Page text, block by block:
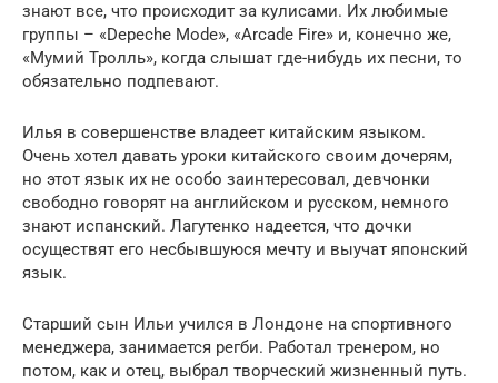
знают все, что происходит за кулисами. Их любимые
группы – «Depeche Mode», «Arcade Fire» и, конечно же,
«Мумий Тролль», когда слышат где-нибудь их песни, то
обязательно подпевают.
Илья в совершенстве владеет китайским языком.
Очень хотел давать уроки китайского своим дочерям,
но этот язык их не особо заинтересовал, девчонки
свободно говорят на английском и русском, немного
знают испанский. Лагутенко надеется, что дочки
осуществят его несбывшуюся мечту и выучат японский
язык.
Старший сын Ильи учился в Лондоне на спортивного
менеджера, занимается регби. Работал тренером, но
потом, как и отец, выбрал творческий жизненный путь.